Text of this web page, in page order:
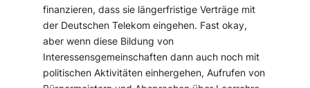
finanzieren, dass sie längerfristige Verträge mit
der Deutschen Telekom eingehen. Fast okay,
aber wenn diese Bildung von
Interessensgemeinschaften dann auch noch mit
politischen Aktivitäten einhergehen, Aufrufen von